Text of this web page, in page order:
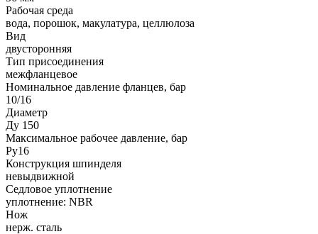
Рабочая среда
вода, порошок, макулатура, целлюлоза
Вид
двусторонняя
Тип присоединения
межфланцевое
Номинальное давление фланцев, бар
10/16
Диаметр
Ду 150
Максимальное рабочее давление, бар
Ру16
Конструкция шпинделя
невыдвижной
Седловое уплотнение
уплотнение: NBR
Нож
нерж. сталь